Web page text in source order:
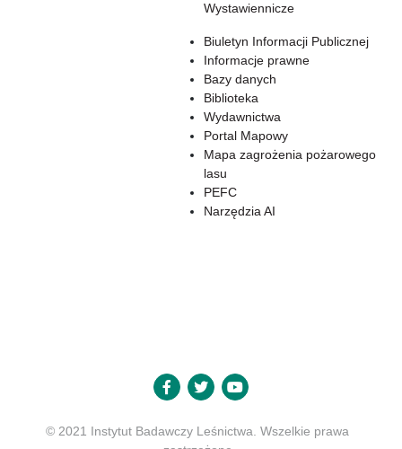
Wystawiennicze
Biuletyn Informacji Publicznej
Informacje prawne
Bazy danych
Biblioteka
Wydawnictwa
Portal Mapowy
Mapa zagrożenia pożarowego
lasu
PEFC
Narzędzia AI
© 2021 Instytut Badawczy Leśnictwa. Wszelkie prawa